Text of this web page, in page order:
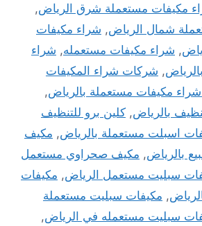
مكيفات مستعملة شرق الرياض,
شمال الرياض, شراء مكيفات
, شراء مكيفات مستعمله, شراء
, شركات شراء المكيفات
مكيفات مستعملة بالرياض,
بالرياض, كلين برو للتنظيف
اسبلت مستعملة بالرياض, مكيف
بالرياض, مكيف صحراوي مستعمل
سبليت مستعمل الرياض, مكيفات
, مكيفات سبليت مستعملة
سبليت مستعمله في الرياض,